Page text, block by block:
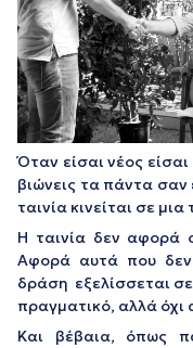
Όταν είσαι νέος
βιώνεις τα πάντα σαν
ταινία κινείται σε
Η ταινία δεν αφορά
Αφορά αυτά που
δράση εξελίσσεται
πραγματικό, αλλά
Και βέβαια, όπως